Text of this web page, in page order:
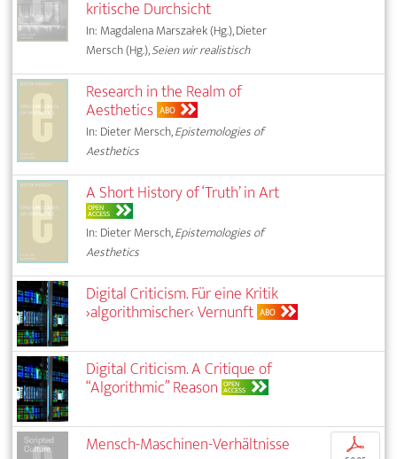
kritische Durchsicht
In: Magdalena Marszałek (Hg.), Dieter
Mersch (Hg.),Seien wir realistisch
Research in the Realm of
Aesthetics ABO
In: Dieter Mersch,Epistemologies of
Aesthetics
A Short History of ‘Truth’ in Art
OPEN
ACCESS
In: Dieter Mersch,Epistemologies of
Aesthetics
Digital Criticism. Für eine Kritik
›algorithmischer‹ Vernunft ABO
Digital Criticism. A Critique of
“Algorithmic” Reason OPEN
ACCESS
Mensch-Maschinen-Verhältnisse p